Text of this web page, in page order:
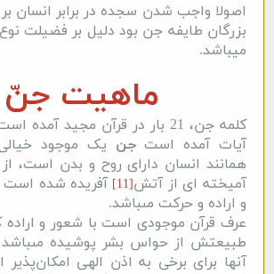
اصولا واجب شدن سجده در برابر انسان
بزرگان طایفه جن بود دلیل بر فضیلت
میباشد.
ماهیت جنّ
کلمه جن، 21 بار در قرآن مجید
آیات آمده استجن یک موجود
همانند انسان داراى روح و بدن است،
آمیخته ‏اى از آتش[11]
آفریده شده است
و اراده و حرکت مى‏باشد.
عرف قرآن موجودى است با شعور و اراده
طبیعتش از حواس بشر پوشیده
آنها برای برخی به اذن الهی